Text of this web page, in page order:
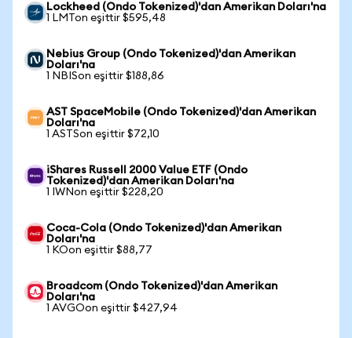
Lockheed (Ondo Tokenized)'dan Amerikan Doları'na
1 LMTon eşittir $595,48
Nebius Group (Ondo Tokenized)'dan Amerikan
Doları'na
1 NBISon eşittir $188,86
AST SpaceMobile (Ondo Tokenized)'dan Amerikan
Doları'na
1 ASTSon eşittir $72,10
iShares Russell 2000 Value ETF (Ondo
Tokenized)'dan Amerikan Doları'na
1 IWNon eşittir $228,20
Coca-Cola (Ondo Tokenized)'dan Amerikan
Doları'na
1 KOon eşittir $88,77
Broadcom (Ondo Tokenized)'dan Amerikan
Doları'na
1 AVGOon eşittir $427,94